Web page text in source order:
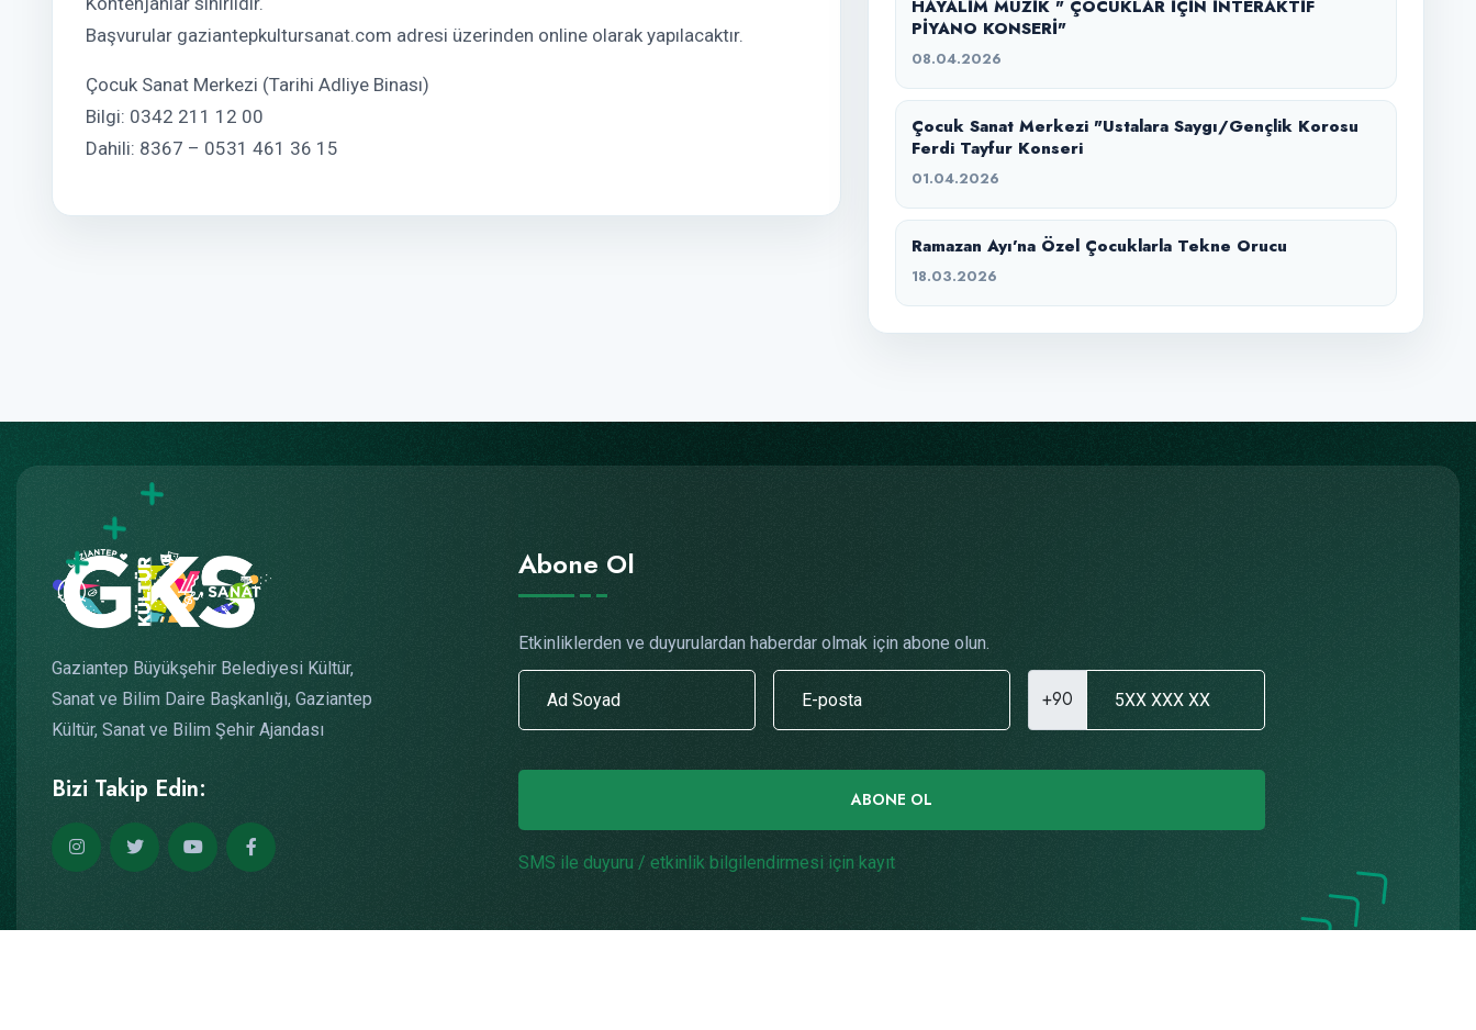
Başvurular gaziantepkultursanat.com adresi üzerinden online olarak yapılacaktır.
Çocuk Sanat Merkezi (Tarihi Adliye Binası)
Bilgi: 0342 211 12 00
Dahili: 8367 – 0531 461 36 15
HAYALİM MÜZİK " ÇOCUKLAR İÇİN İNTERAKTİF
PİYANO KONSERİ"
08.04.2026
Çocuk Sanat Merkezi "Ustalara Saygı/Gençlik Korosu
Ferdi Tayfur Konseri
01.04.2026
Ramazan Ayı’na Özel Çocuklarla Tekne Orucu
18.03.2026
Gaziantep Büyükşehir Belediyesi Kültür,
Sanat ve Bilim Daire Başkanlığı, Gaziantep
Kültür, Sanat ve Bilim Şehir Ajandası
Bizi Takip Edin:
Abone Ol
Etkinliklerden ve duyurulardan haberdar olmak için abone olun.
+90
ABONE OL
SMS ile duyuru / etkinlik bilgilendirmesi için kayıt